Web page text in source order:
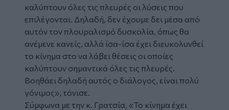
καλύπτουν όλες τις πλευρές οι λύσεις που
επιλέγονται. Δηλαδή, δεν έχουμε δει μέσα από
αυτόν τον πλουραλισμό δυσκολία, όπως θα
ανέμενε κανείς, αλλά ίσα-ίσα έχει διευκολυνθεί
το κίνημα στο να λάβει θέσεις οι οποίες
καλύπτουν σημαντικά όλες τις πλευρές.
Βοηθάει δηλαδή αυτός ο διάλογος, είναι πολύ
γόνιμος», τόνισε.
Σύμφωνα με την κ. Γρατσία, «Το κίνημα έχει